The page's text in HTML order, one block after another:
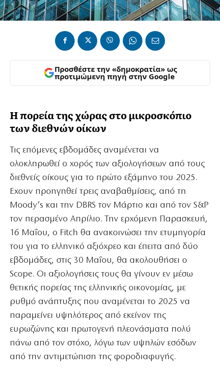
Προσθέστε την «δημοκρατία» ως
προτιμώμενη πηγή στην Google
Η πορεία της χώρας στο μικροσκόπιο
των διεθνών οίκων
Τις επόμενες εβδομάδες αναμένεται να
ολοκληρωθεί ο χορός των αξιολογήσεων από τους
διεθνείς οίκους για το πρώτο εξάμηνο του 2025.
Εχουν προηγηθεί τρεις αναβαθμίσεις, από τη
Moody’s και την DBRS τον Μάρτιο και από τον S&P
τον περασμένο Απρίλιο. Την ερχόμενη Παρασκευή,
16 Μαΐου, ο Fitch θα ανακοινώσει την ετυμηγορία
του για το ελληνικό αξιόχρεο και έπειτα από δύο
εβδομάδες, στις 30 Μαΐου, θα ακολουθήσει ο
Scope. Οι αξιολογήσεις τους θα γίνουν εν μέσω
θετικής πορείας της ελληνικής οικονομίας, με
ρυθμό ανάπτυξης που αναμένεται το 2025 να
παραμείνει υψηλότερος από εκείνον της
ευρωζώνης και πρωτογενή πλεονάσματα πολύ
πάνω από τον στόχο, λόγω των υψηλών εσόδων
από την αντιμετώπιση της φοροδιαφυγής.